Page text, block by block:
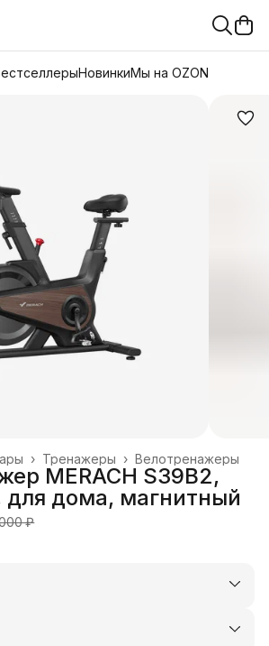
НовинкиМы на OZON
Велотренажеры
Тренажеры ›
›
MERACH S39B2,
для дома, магнитный
₽
в Сплит